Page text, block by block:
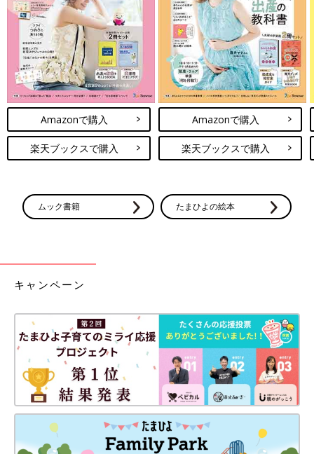
Amazonで購入
楽天ブックスで購入
Amazonで購入
楽天ブックスで購入
ムック書籍 たまひよの絵本
キャンペーン